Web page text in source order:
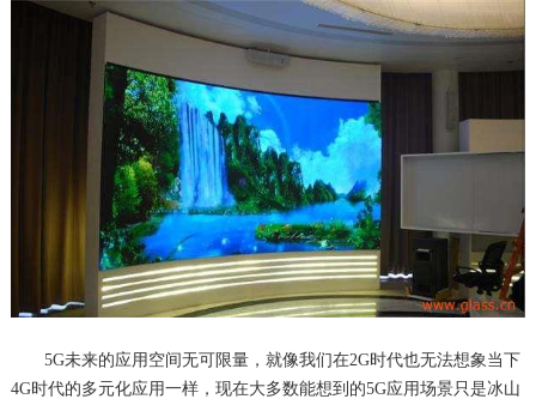
5G未来的应用空间无可限量，就像我们在2G时代也无法想象当下
4G时代的多元化应用一样，现在大多数能想到的5G应用场景只是冰山